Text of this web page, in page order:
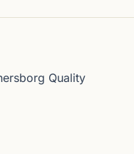
Quality